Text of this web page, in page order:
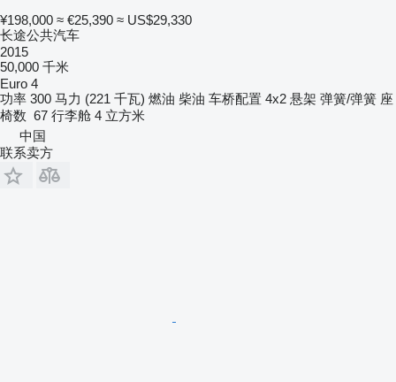
¥198,000 ≈ €25,390 ≈ US$29,330
长途公共汽车
2015
50,000 千米
Euro 4
功率 300 马力 (221 千瓦) 燃油 柴油 车桥配置 4x2 悬架 弹簧/弹簧 座
椅数 67 行李舱 4 立方米
中国
联系卖方